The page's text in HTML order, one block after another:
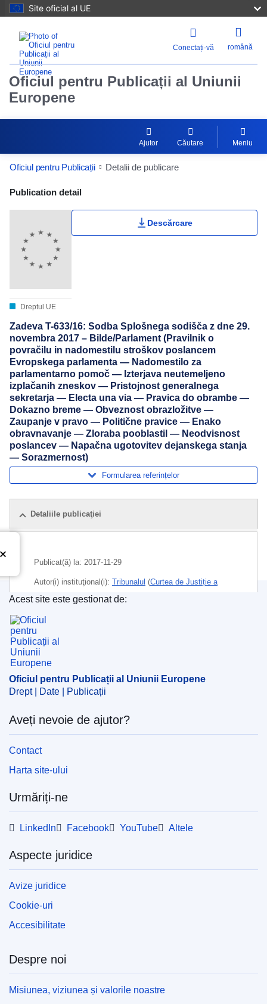
Site oficial al UE
Conectați-vă română
Oficiul pentru Publicații al Uniunii
Europene
Ajutor Căutare Meniu
Oficiul pentru Publicații Detalii de publicare
Publication Detail Actions Portlet
Publication detail
Dreptul UE
Descărcare
Zadeva T-633/16: Sodba Splošnega sodišča z dne 29.
novembra 2017 – Bilde/Parlament (Pravilnik o
povračilu in nadomestilu stroškov poslancem
Evropskega parlamenta — Nadomestilo za
parlamentarno pomoč — Izterjava neutemeljeno
izplačanih zneskov — Pristojnost generalnega
sekretarja — Electa una via — Pravica do obrambe —
Dokazno breme — Obveznost obrazložitve —
Zaupanje v pravo — Politične pravice — Enako
obravnavanje — Zloraba pooblastil — Neodvisnost
poslancev — Napačna ugotovitev dejanskega stanja
— Sorazmernost)
Formularea referințelor
Detaliile publicaţiei
Publicat(ă) la: 2017-11-29
Autor(i) instituţional(i): Tribunalul (Curtea de Justiție a
Uniunii Europene)
Subiecte:
drept la apărare
Parlamentului European
probă judiciară
egal pentru toți cetățenii
CELEX : 62016TA0633
OJ : JOC_2018_022_R_0049
IMMC : ARR-T-0633-2016
Oficiul pentru Publicații al Uniunii Europene
Acest site este gestionat de:
Oficiul pentru Publicații al Uniunii Europene
Drept | Date | Publicații
Aveți nevoie de ajutor?
Contact
Harta site-ului
Urmăriți-ne
LinkedIn Facebook YouTube Altele
Aspecte juridice
Avize juridice
Cookie-uri
Accesibilitate
Despre noi
Misiunea, viziunea și valorile noastre